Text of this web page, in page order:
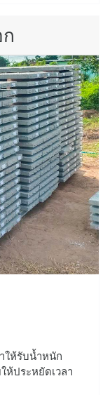
ให้รับน้ำหนัก
ห้ประหยัดเวลา